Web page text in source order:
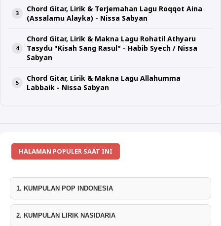
Chord Gitar, Lirik & Terjemahan Lagu Roqqot Aina
(Assalamu Alayka) - Nissa Sabyan
Chord Gitar, Lirik & Makna Lagu Rohatil Athyaru
Tasydu "Kisah Sang Rasul" - Habib Syech / Nissa
Sabyan
Chord Gitar, Lirik & Makna Lagu Allahumma
Labbaik - Nissa Sabyan
HALAMAN POPULER SAAT INI
1. KUMPULAN POP INDONESIA
2. KUMPULAN LIRIK NASIDARIA